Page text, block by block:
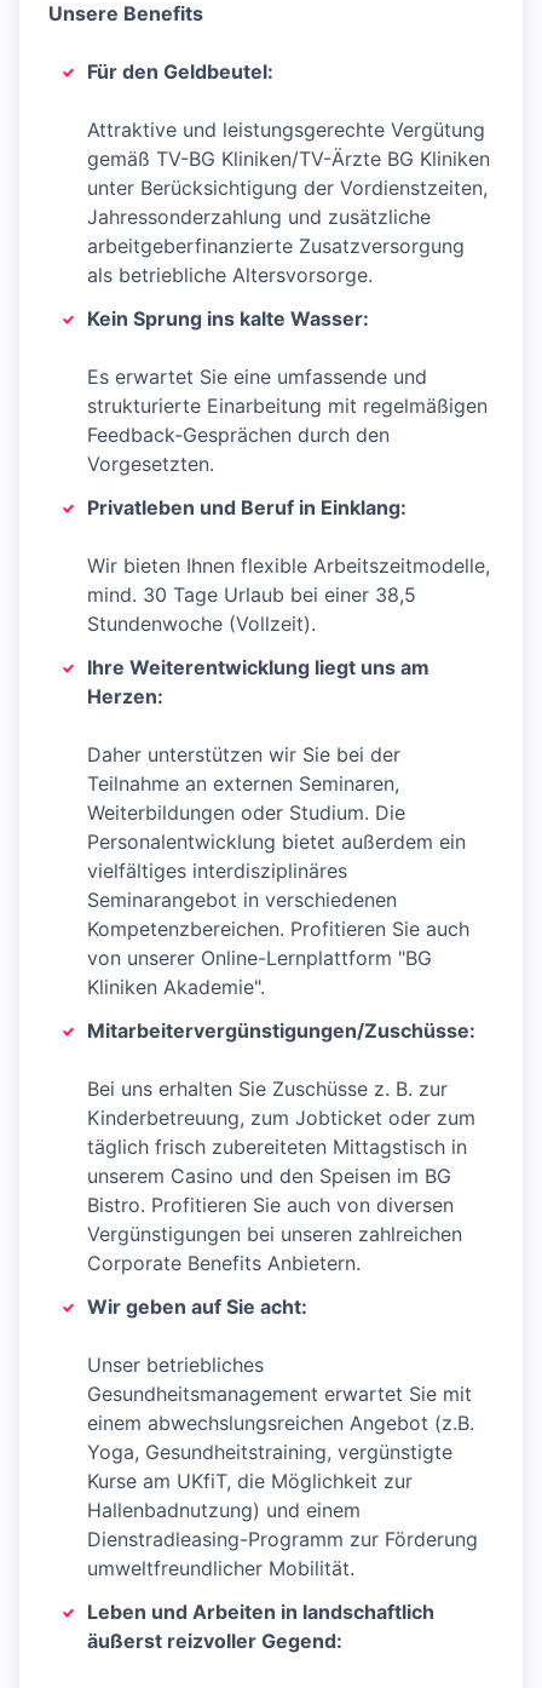
Unsere Benefits
Für den Geldbeutel:
Attraktive und leistungsgerechte Vergütung
gemäß TV-BG Kliniken/TV-Ärzte BG Kliniken
unter Berücksichtigung der Vordienstzeiten,
Jahressonderzahlung und zusätzliche
arbeitgeberfinanzierte Zusatzversorgung
als betriebliche Altersvorsorge.
Kein Sprung ins kalte Wasser:
Es erwartet Sie eine umfassende und
strukturierte Einarbeitung mit regelmäßigen
Feedback-Gesprächen durch den
Vorgesetzten.
Privatleben und Beruf in Einklang:
Wir bieten Ihnen flexible Arbeitszeitmodelle,
mind. 30 Tage Urlaub bei einer 38,5
Stundenwoche (Vollzeit).
Ihre Weiterentwicklung liegt uns am
Herzen:
Daher unterstützen wir Sie bei der
Teilnahme an externen Seminaren,
Weiterbildungen oder Studium. Die
Personalentwicklung bietet außerdem ein
vielfältiges interdisziplinäres
Seminarangebot in verschiedenen
Kompetenzbereichen. Profitieren Sie auch
von unserer Online-Lernplattform "BG
Kliniken Akademie".
Mitarbeitervergünstigungen/Zuschüsse:
Bei uns erhalten Sie Zuschüsse z. B. zur
Kinderbetreuung, zum Jobticket oder zum
täglich frisch zubereiteten Mittagstisch in
unserem Casino und den Speisen im BG
Bistro. Profitieren Sie auch von diversen
Vergünstigungen bei unseren zahlreichen
Corporate Benefits Anbietern.
Wir geben auf Sie acht:
Unser betriebliches
Gesundheitsmanagement erwartet Sie mit
einem abwechslungsreichen Angebot (z.B.
Yoga, Gesundheitstraining, vergünstigte
Kurse am UKfiT, die Möglichkeit zur
Hallenbadnutzung) und einem
Dienstradleasing-Programm zur Förderung
umweltfreundlicher Mobilität.
Leben und Arbeiten in landschaftlich
äußerst reizvoller Gegend: